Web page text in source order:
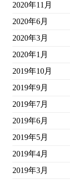
2020年11月
2020年6月
2020年3月
2020年1月
2019年10月
2019年9月
2019年7月
2019年6月
2019年5月
2019年4月
2019年3月